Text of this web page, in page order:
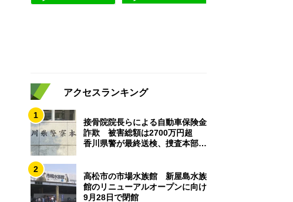
アクセスランキング
1
接骨院院長らによる自動車保険金
詐欺 被害総額は2700万円超
香川県警が最終送検、捜査本部解
2
高松市の市場水族館 新屋島水族
館のリニューアルオープンに向け
9月28日で閉館